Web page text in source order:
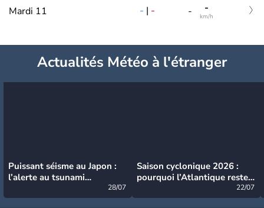
Mardi 11 - | - - -
km/h
Actualités Météo à l'étranger
Puissant séisme au Japon :
l’alerte au tsunami
28/07
Saison cyclonique 2026 :
pourquoi l’Atlantique reste
22/07